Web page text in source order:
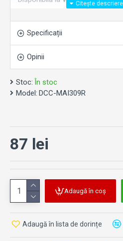
Specificații
Opinii
Stoc: În stoc
Model: DCC-MAI309R
87 lei
Adaugă în coș
Adaugă în lista de dorințe